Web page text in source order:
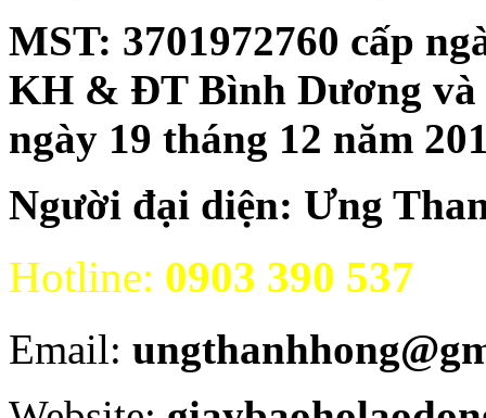
MST: 3701972760 cấp
KH & ĐT Bình Dương
ngày 19 tháng 12 năm
Người đại diện: Ưng
Hotline: 0903 390 537
Email: